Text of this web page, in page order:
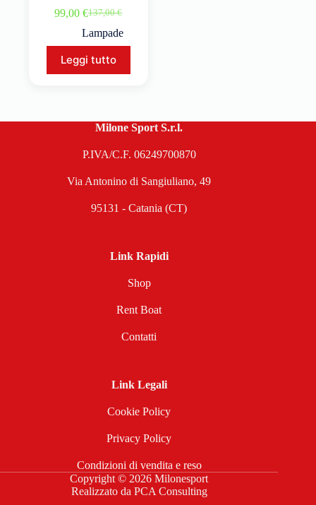
137,00€
99,00€
Lampade
Leggi tutto
Milone Sport S.r.l.
P.IVA/C.F. 06249700870
Via Antonino di Sangiuliano, 49
95131 - Catania (CT)
Link Rapidi
Shop
Rent Boat
Contatti
Link Legali
Cookie Policy
Privacy Policy
Condizioni di vendita e reso
Copyright © 2026 Milonesport
Realizzato da PCA Consulting